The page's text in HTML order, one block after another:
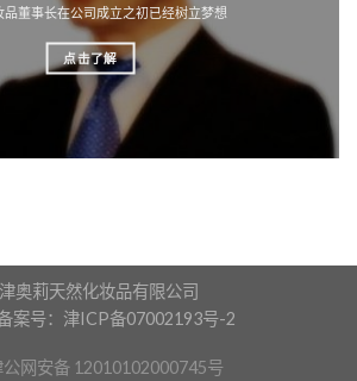
品董事长在公司成立之初已经树立梦想
点击了解
奥莉天然化妆品有限公司
案号：津ICP备07002193号-2
公网安备 12010102000745号